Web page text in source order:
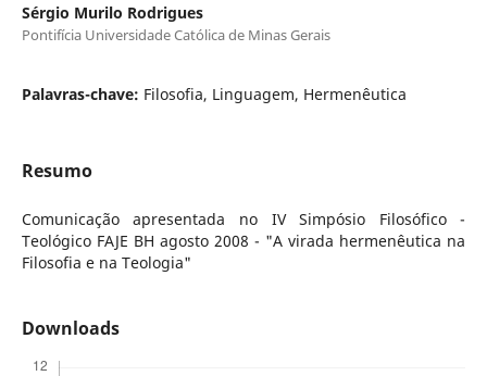
Sérgio Murilo Rodrigues
Pontifícia Universidade Católica de Minas Gerais
Palavras-chave: Filosofia, Linguagem, Hermenêutica
Resumo
Comunicação apresentada no IV Simpósio Filosófico -
Teológico FAJE BH agosto 2008 - "A virada hermenêutica na
Filosofia e na Teologia"
Downloads